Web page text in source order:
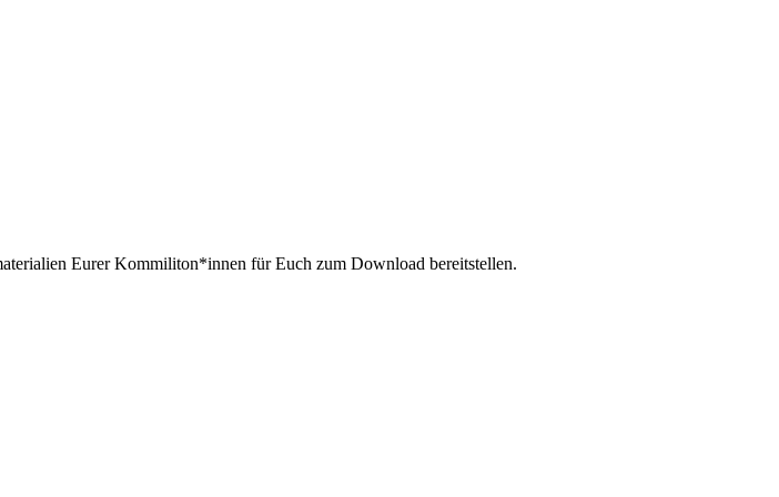
Eurer Kommiliton*innen für Euch zum Download bereitstellen.